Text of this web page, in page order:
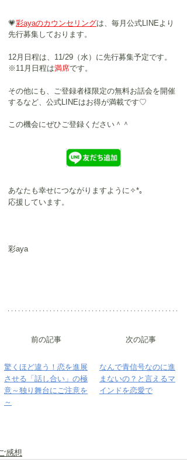
💗彩ayaのカウンセリングは、毎月公式LINEより
先行募集しております。
12月日程は、11/29（水）に先行募集予定です。
※11月日程は満席です。
その他にも、ご登録者様限定の無料お話会を開催
するなど、公式LINEはお得が満載です♡
この機会にぜひご登録ください＾＾
あなたも幸せにつながりますように✧*｡
応援しています。
彩aya
前の記事 次の記事
​驚くほど違う！恋を進展
させる「話し合い」の極
意～独り舞台にご注意を
～
​なんで青信号なのに進
まないの？と言えるマ
インドを恋愛で
感想